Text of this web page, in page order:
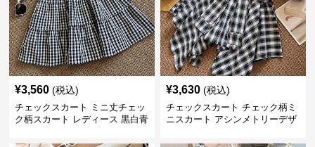
¥3,560 (税込)
チェックスカート ミニ丈チェッ
ク柄スカート レディース 黒白青
¥3,630 (税込)
チェックスカート チェック柄ミ
ニスカート アシンメトリーデザ